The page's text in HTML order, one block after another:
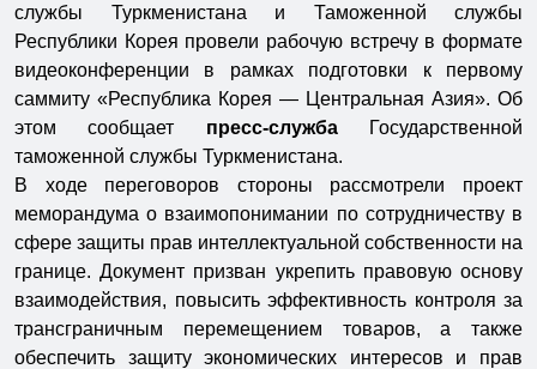
службы Туркменистана и Таможенной службы
Республики Корея провели рабочую встречу в формате
видеоконференции в рамках подготовки к первому
саммиту «Республика Корея — Центральная Азия». Об
этом сообщает пресс-службаГосударственной
таможенной службы Туркменистана.
В ходе переговоров стороны рассмотрели проект
меморандума о взаимопонимании по сотрудничеству в
сфере защиты прав интеллектуальной собственности на
границе. Документ призван укрепить правовую основу
взаимодействия, повысить эффективность контроля за
трансграничным перемещением товаров, а также
обеспечить защиту экономических интересов и прав